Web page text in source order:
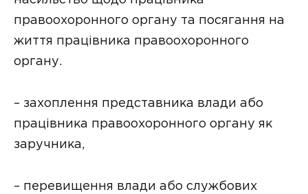
правоохоронного органу та посягання на
життя працівника правоохоронного
органу.
– захоплення представника влади або
працівника правоохоронного органу як
заручника,
– перевищення влади або службових